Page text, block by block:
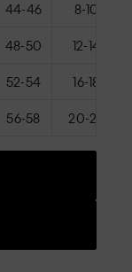
44-46 8-10
48-50 12-14
52-54 16-18
56-58 20-22